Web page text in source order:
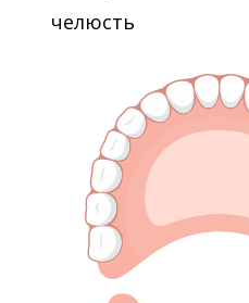
челюсть